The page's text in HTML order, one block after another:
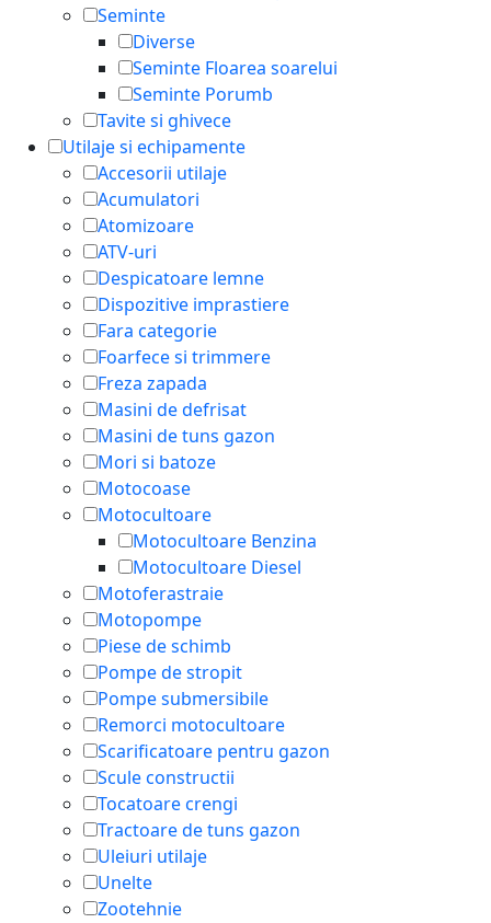
Seminte
Diverse
Seminte Floarea soarelui
Seminte Porumb
Tavite si ghivece
Utilaje si echipamente
Accesorii utilaje
Acumulatori
Atomizoare
ATV-uri
Despicatoare lemne
Dispozitive imprastiere
Fara categorie
Foarfece si trimmere
Freza zapada
Masini de defrisat
Masini de tuns gazon
Mori si batoze
Motocoase
Motocultoare
Motocultoare Benzina
Motocultoare Diesel
Motoferastraie
Motopompe
Piese de schimb
Pompe de stropit
Pompe submersibile
Remorci motocultoare
Scarificatoare pentru gazon
Scule constructii
Tocatoare crengi
Tractoare de tuns gazon
Uleiuri utilaje
Unelte
Zootehnie